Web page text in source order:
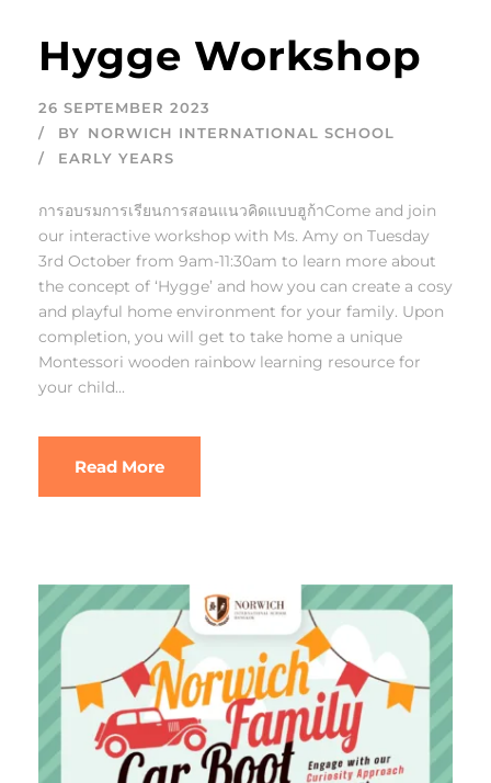
Hygge Workshop
26 SEPTEMBER 2023
BY NORWICH INTERNATIONAL SCHOOL
EARLY YEARS
การอบรมการเรียนการสอนแนวคิดแบบฮูก้าCome and join
our interactive workshop with Ms. Amy on Tuesday
3rd October from 9am-11:30am to learn more about
the concept of ‘Hygge’ and how you can create a cosy
and playful home environment for your family. Upon
completion, you will get to take home a unique
Montessori wooden rainbow learning resource for
your child...
Read More